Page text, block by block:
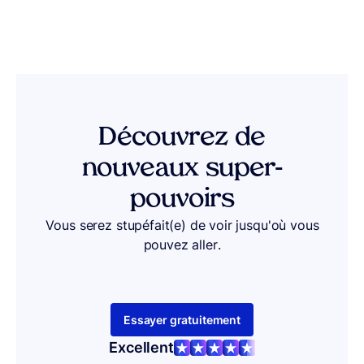
Découvrez de
nouveaux super-
pouvoirs
Vous serez stupéfait(e) de voir jusqu'où vous
pouvez aller.
Essayer gratuitement
Excellent